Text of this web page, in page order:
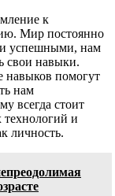
к
Мир постоянно
и успешными, нам
свои навыки.
навыков помогут
нам
всегда стоит
и
личность.